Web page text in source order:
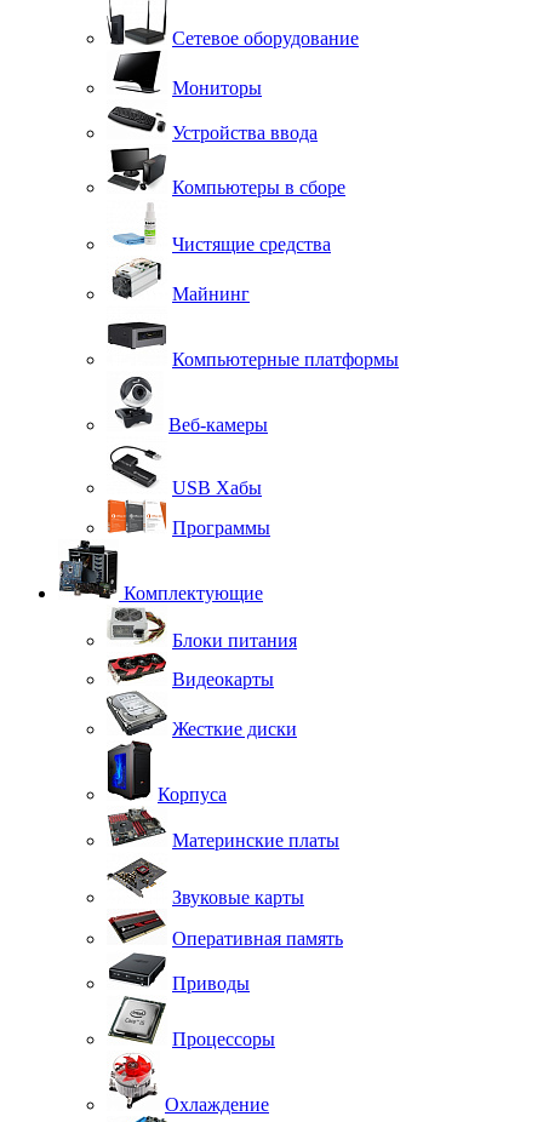
Сетевое оборудование
Мониторы
Устройства ввода
Компьютеры в сборе
Чистящие средства
Майнинг
Компьютерные платформы
Веб-камеры
USB Хабы
Программы
Комплектующие
Блоки питания
Видеокарты
Жесткие диски
Корпуса
Материнские платы
Звуковые карты
Оперативная память
Приводы
Процессоры
Охлаждение